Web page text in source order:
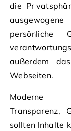
die
persönliche
außerdem
Webseiten.
Moderne
Transparenz,
sollten Inhalte